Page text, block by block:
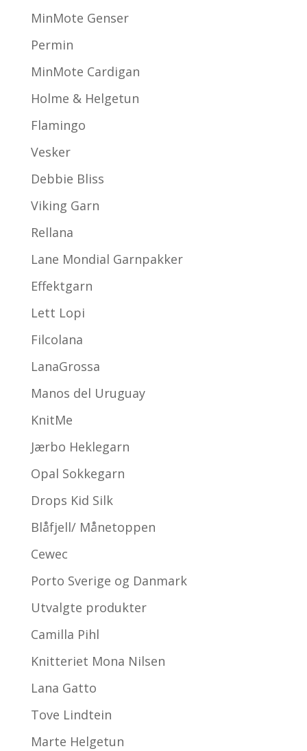
MinMote Genser
Permin
MinMote Cardigan
Holme & Helgetun
Flamingo
Vesker
Debbie Bliss
Viking Garn
Rellana
Lane Mondial Garnpakker
Effektgarn
Lett Lopi
Filcolana
LanaGrossa
Manos del Uruguay
KnitMe
Jærbo Heklegarn
Opal Sokkegarn
Drops Kid Silk
Blåfjell/ Månetoppen
Cewec
Porto Sverige og Danmark
Utvalgte produkter
Camilla Pihl
Knitteriet Mona Nilsen
Lana Gatto
Tove Lindtein
Marte Helgetun